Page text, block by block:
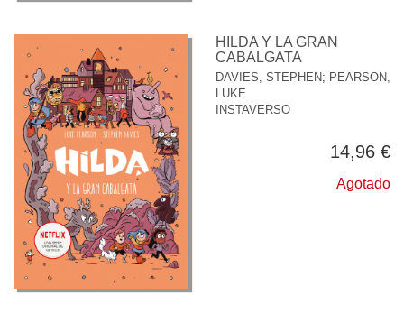
HILDA Y LA GRAN
CABALGATA
DAVIES, STEPHEN; PEARSON,
LUKE
INSTAVERSO
14,96 €
Agotado